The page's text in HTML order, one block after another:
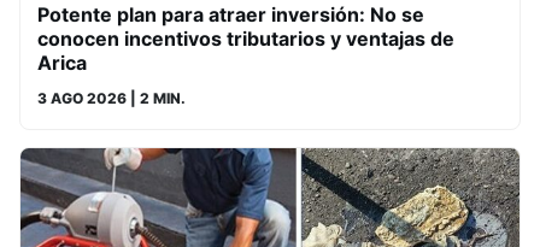
Potente plan para atraer inversión: No se
conocen incentivos tributarios y ventajas de
Arica
3 AGO 2026 | 2 MIN.